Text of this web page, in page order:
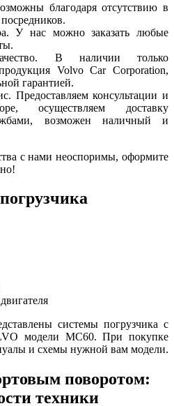
благодаря отсутствию в
У нас можно заказать любые
В наличии только
Volvo Car Corporation,
гарантией.
Предоставляем консультации и
осуществляем доставку
возможен наличный и
с нами неоспоримы, оформите
системы погрузчика с
модели MC60. При покупке
и схемы нужной вам модели.
поворотом:
техники